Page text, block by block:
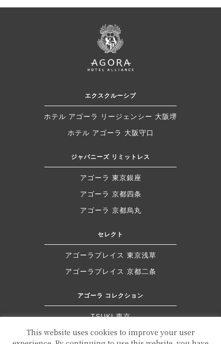
エクスクルーシブ
ホテル アゴーラ リージェンシー 大阪堺
ホテル アゴーラ 大阪守口
ジャパニーズ リミットレス
アゴーラ 東京銀座
アゴーラ 京都四条
アゴーラ 京都烏丸
セレクト
アゴーラプレイス 東京浅草
アゴーラプレイス 京都二条
アゴーラ コレクション
TSUKI 東京
ドーセット バイ アゴーラ 大阪堺
This website uses cookies to improve your user